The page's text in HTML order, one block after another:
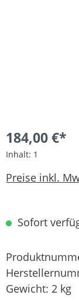
184,00 €*
Inhalt: 1
Preise inkl.
Sofort
Gewicht: 2 kg